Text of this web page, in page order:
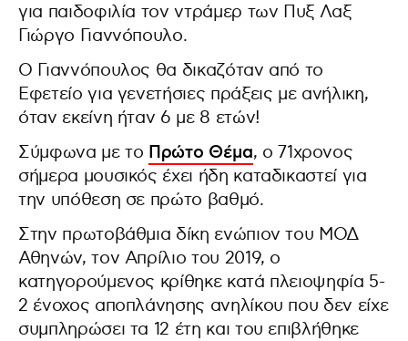
για παιδοφιλία τον ντράμερ των Πυξ Λαξ
Γιώργο Γιαννόπουλο.
Ο Γιαννόπουλος θα δικαζόταν από το
Εφετείο για γενετήσιες πράξεις με ανήλικη,
όταν εκείνη ήταν 6 με 8 ετών!
Σύμφωνα με το Πρώτο Θέμα, ο 71χρονος
σήμερα μουσικός έχει ήδη καταδικαστεί για
την υπόθεση σε πρώτο βαθμό.
Στην πρωτοβάθμια δίκη ενώπιον του ΜΟΔ
Αθηνών, τον Απρίλιο του 2019, ο
κατηγορούμενος κρίθηκε κατά πλειοψηφία 5-
2 ένοχος αποπλάνησης ανηλίκου που δεν είχε
συμπληρώσει τα 12 έτη και του επιβλήθηκε